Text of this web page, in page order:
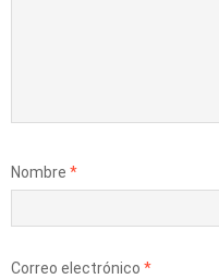
Nombre *
Correo electrónico *